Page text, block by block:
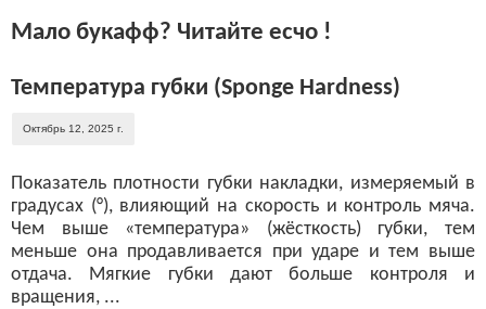
Мало букафф? Читайте есчо !
Температура губки (Sponge Hardness)
Октябрь 12, 2025 г.
Показатель плотности губки накладки, измеряемый в
градусах (°), влияющий на скорость и контроль мяча.
Чем выше «температура» (жёсткость) губки, тем
меньше она продавливается при ударе и тем выше
отдача. Мягкие губки дают больше контроля и
вращения, ...